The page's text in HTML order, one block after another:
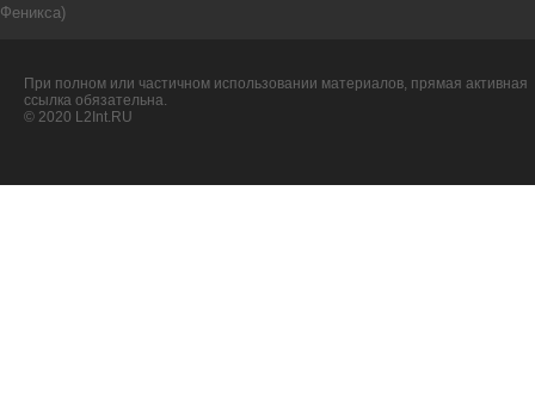
Феникса)
При полном или частичном использовании материалов, прямая активная
ссылка обязательна.
© 2020 L2Int.RU